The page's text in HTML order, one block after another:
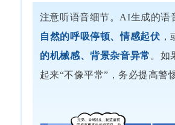
注意听语音细节。AI生成的语
自然的呼吸停顿、情感起伏 ，
的机械感、背景杂音异常 。如
起来“不像平常”，务必提高警